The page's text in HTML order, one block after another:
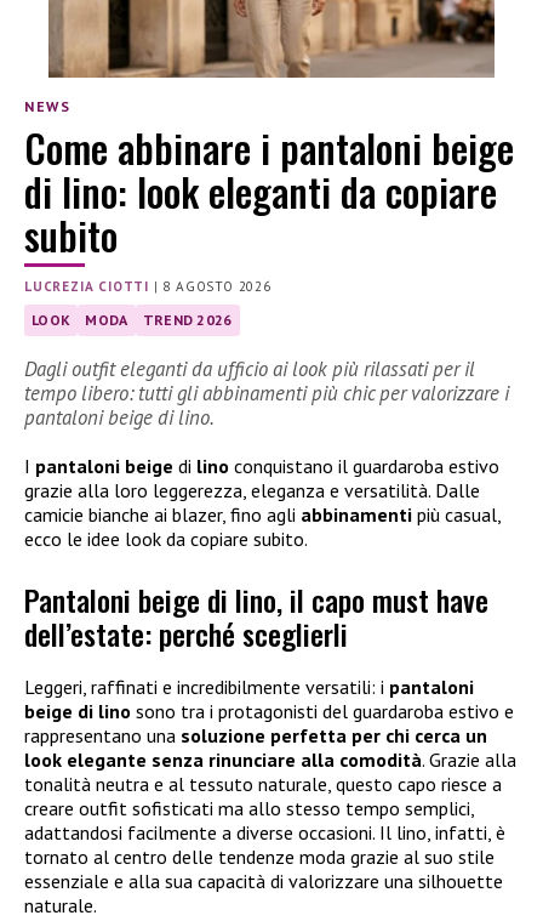
NEWS
Come abbinare i pantaloni beige
di lino: look eleganti da copiare
subito
LUCREZIA CIOTTI | 8 AGOSTO 2026
LOOK MODA TREND 2026
Dagli outfit eleganti da ufficio ai look più rilassati per il
tempo libero: tutti gli abbinamenti più chic per valorizzare i
pantaloni beige di lino.
I pantaloni beige di lino conquistano il guardaroba estivo
grazie alla loro leggerezza, eleganza e versatilità. Dalle
camicie bianche ai blazer, fino agli abbinamenti più casual,
ecco le idee look da copiare subito.
Pantaloni beige di lino, il capo must have
dell’estate: perché sceglierli
Leggeri, raffinati e incredibilmente versatili: i pantaloni
beige di lino sono tra i protagonisti del guardaroba estivo e
rappresentano una soluzione perfetta per chi cerca un
look elegante senza rinunciare alla comodità. Grazie alla
tonalità neutra e al tessuto naturale, questo capo riesce a
creare outfit sofisticati ma allo stesso tempo semplici,
adattandosi facilmente a diverse occasioni. Il lino, infatti, è
tornato al centro delle tendenze moda grazie al suo stile
essenziale e alla sua capacità di valorizzare una silhouette
naturale.